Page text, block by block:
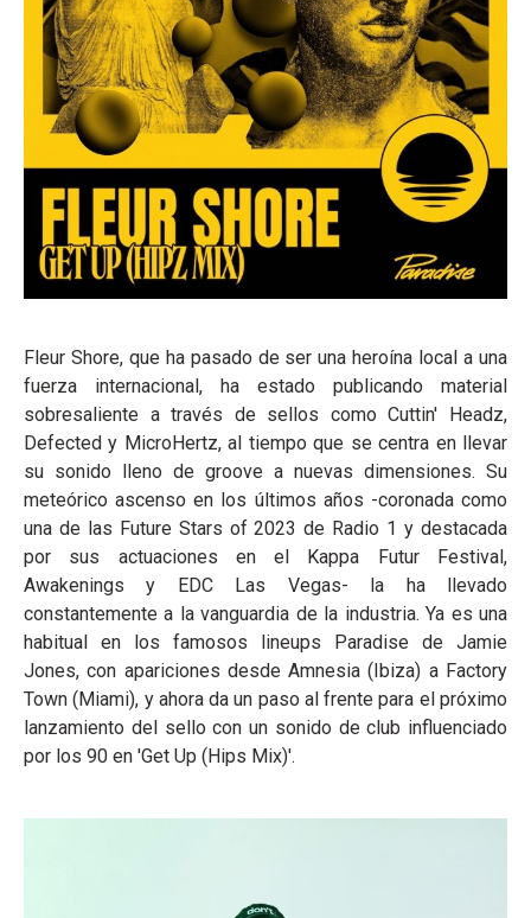
Fleur Shore, que ha pasado de ser una heroína local a una
fuerza internacional, ha estado publicando material
sobresaliente a través de sellos como Cuttin' Headz,
Defected y MicroHertz, al tiempo que se centra en llevar
su sonido lleno de groove a nuevas dimensiones. Su
meteórico ascenso en los últimos años -coronada como
una de las Future Stars of 2023 de Radio 1 y destacada
por sus actuaciones en el Kappa Futur Festival,
Awakenings y EDC Las Vegas- la ha llevado
constantemente a la vanguardia de la industria. Ya es una
habitual en los famosos lineups Paradise de Jamie
Jones, con apariciones desde Amnesia (Ibiza) a Factory
Town (Miami), y ahora da un paso al frente para el próximo
lanzamiento del sello con un sonido de club influenciado
por los 90 en 'Get Up (Hips Mix)'.